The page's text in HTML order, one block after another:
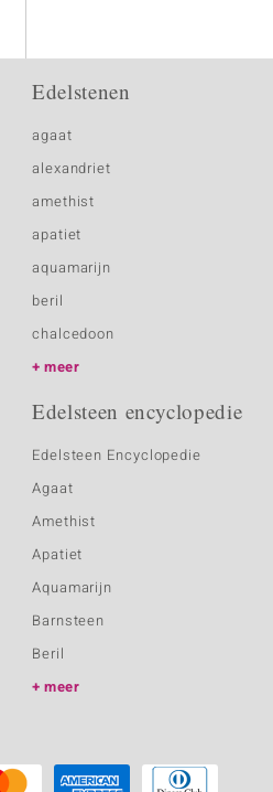
Edelstenen
agaat
alexandriet
amethist
apatiet
aquamarijn
beril
chalcedoon
meer
Edelsteen encyclopedie
Edelsteen Encyclopedie
Agaat
Amethist
Apatiet
Aquamarijn
Barnsteen
Beril
meer